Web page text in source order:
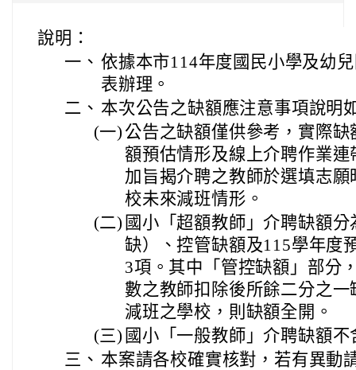
說明：
一、 依據本市114年度國民小學及幼
表辦理。
二、 本次公告之缺額應注意事項說明
(一) 公告之缺額僅供參考，實際
額預估情形及線上介聘作業
加旨揭介聘之教師於選填志
校未來減班情形。
(二) 國小「超額教師」介聘缺額
缺）、控管缺額及115學年度
3項。其中「管控缺額」部分
數之教師扣除後所餘二分之
減班之學校，則缺額全開。
(三) 國小「一般教師」介聘缺額
三、 本案請各校確實核對，若有異動